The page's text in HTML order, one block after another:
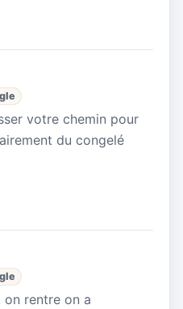
votre chemin pour
du congelé
on rentre on a